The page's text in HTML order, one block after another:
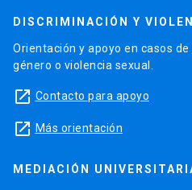
DISCRIMINACIÓN Y
Orientación y apoyo en casos
género o violencia sexual.
launch Contacto para apoyo
launch Más orientación
MEDIACIÓN